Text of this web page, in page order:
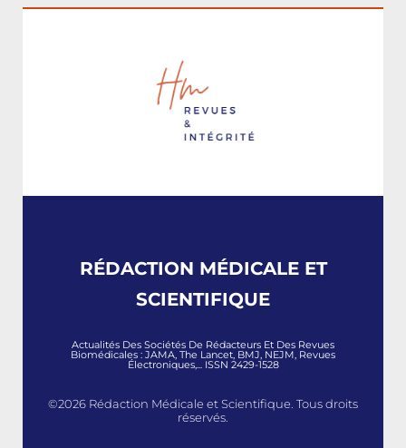
RÉDACTION MÉDICALE ET
SCIENTIFIQUE
Actualités Des Sociétés De Rédacteurs Et Des Revues
Biomédicales : JAMA, The Lancet, BMJ, NEJM, Revues
Électroniques,... ISSN 2429-1528
©2026 Rédaction Médicale et Scientifique. Tous droits
réservés.